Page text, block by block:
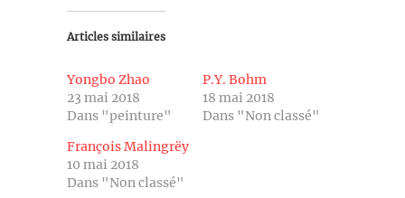
Articles similaires
Yongbo Zhao
23 mai 2018
Dans "peinture"
P.Y. Bohm
18 mai 2018
Dans "Non classé"
François Malingrëy
10 mai 2018
Dans "Non classé"